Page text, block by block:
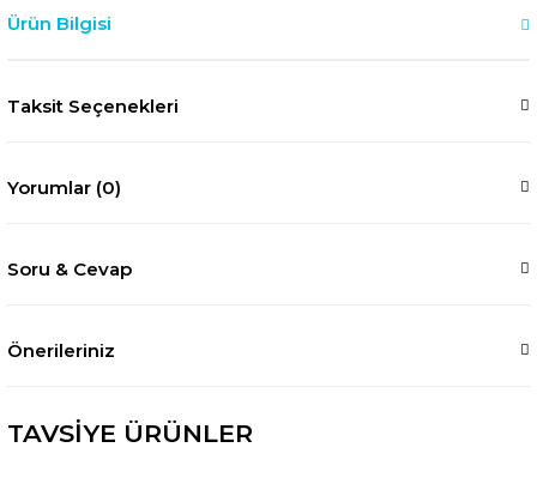
Ürün Bilgisi
Taksit Seçenekleri
Yorumlar (0)
Soru & Cevap
Önerileriniz
TAVSİYE ÜRÜNLER